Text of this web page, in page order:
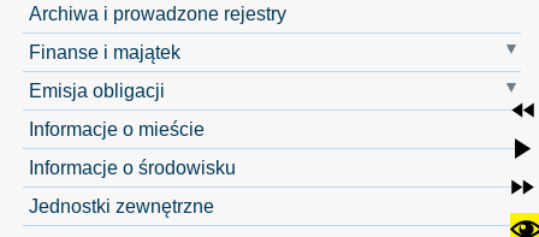
Archiwa i prowadzone rejestry
Finanse i majątek
Emisja obligacji
Informacje o mieście
Informacje o środowisku
Jednostki zewnętrzne